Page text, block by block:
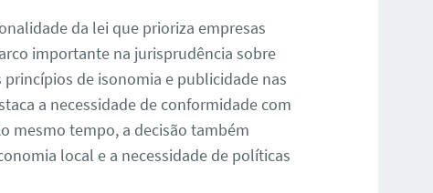
da lei que prioriza empresas
importante na jurisprudência sobre
de isonomia e publicidade nas
a necessidade de conformidade com
mesmo tempo, a decisão também
local e a necessidade de políticas